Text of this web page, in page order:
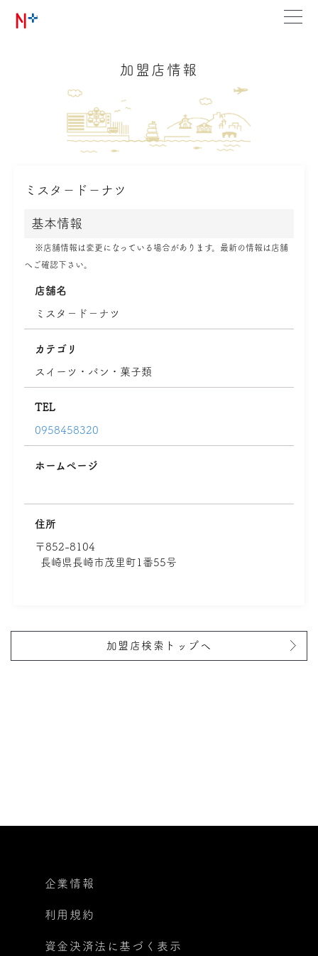
加盟店情報
ミスタ－ド－ナツ
基本情報
※店舗情報は変更になっている場合があります。最新の情報は店舗
へご確認下さい。
店舗名
ミスタ－ド－ナツ
カテゴリ
スイーツ・パン・菓子類
TEL
0958458320
ホームページ
住所
〒852-8104
長崎県長崎市茂里町1番55号
加盟店検索トップへ
企業情報
利用規約
資金決済法に基づく表示